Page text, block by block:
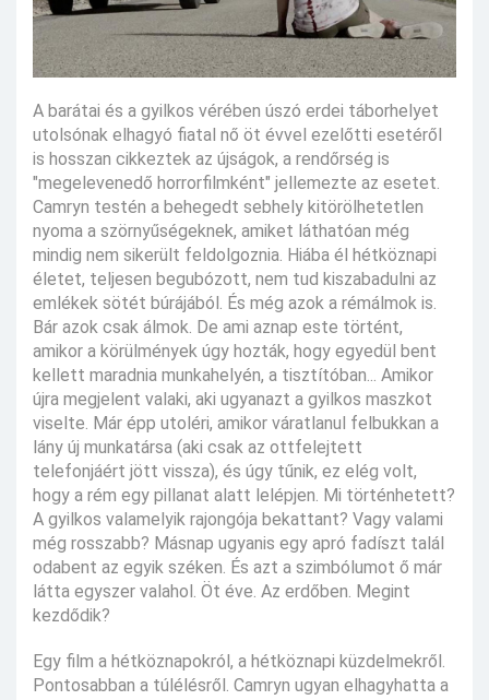
A barátai és a gyilkos vérében úszó erdei táborhelyet
utolsónak elhagyó fiatal nő öt évvel ezelőtti esetéről
is hosszan cikkeztek az újságok, a rendőrség is
"megelevenedő horrorfilmként" jellemezte az esetet.
Camryn testén a behegedt sebhely kitörölhetetlen
nyoma a szörnyűségeknek, amiket láthatóan még
mindig nem sikerült feldolgoznia. Hiába él hétköznapi
életet, teljesen begubózott, nem tud kiszabadulni az
emlékek sötét búrájából. És még azok a rémálmok is.
Bár azok csak álmok. De ami aznap este történt,
amikor a körülmények úgy hozták, hogy egyedül bent
kellett maradnia munkahelyén, a tisztítóban... Amikor
újra megjelent valaki, aki ugyanazt a gyilkos maszkot
viselte. Már épp utoléri, amikor váratlanul felbukkan a
lány új munkatársa (aki csak az ottfelejtett
telefonjáért jött vissza), és úgy tűnik, ez elég volt,
hogy a rém egy pillanat alatt lelépjen. Mi történhetett?
A gyilkos valamelyik rajongója bekattant? Vagy valami
még rosszabb? Másnap ugyanis egy apró fadíszt talál
odabent az egyik széken. És azt a szimbólumot ő már
látta egyszer valahol. Öt éve. Az erdőben. Megint
kezdődik?
Egy film a hétköznapokról, a hétköznapi küzdelmekről.
Pontosabban a túlélésről. Camryn ugyan elhagyhatta a